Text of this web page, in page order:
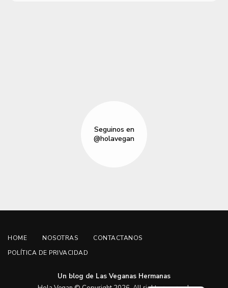
Seguinos en
@holavegan
HOME NOSOTRAS
CONTACTANOS
POLÍTICA DE PRIVACIDAD
Un blog de Las Veganas Hermanas
English